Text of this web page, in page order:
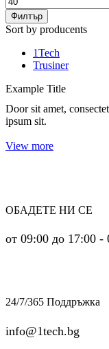
цена
Филтър
Sort by producents
1Tech
Trusiner
Example Title
Door sit amet,
ipsum sit.
View more
ОБАДЕТЕ НИ СЕ
от 09:00 до 17:00 -
24/7/365 Поддръжка
info@1tech.bg